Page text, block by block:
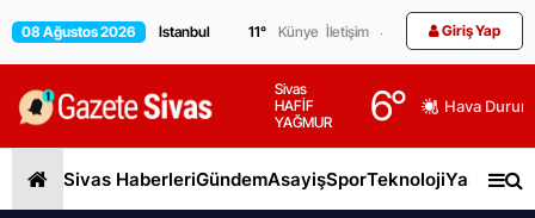
08 Ağustos 2026 11° Künye İletişim Giriş Yap
Sivas
HAFİF
YAĞMUR
6° Hava
Sivas HaberleriGündemAsayişSporTeknolojiYaşam